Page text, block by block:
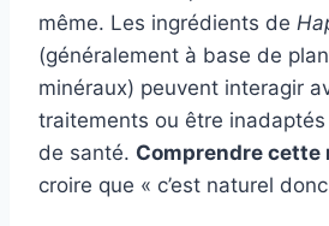
même. Les ingrédients de
(généralement à base de
minéraux) peuvent interagir
traitements ou être
de santé. Comprendre cette
croire que « c’est naturel